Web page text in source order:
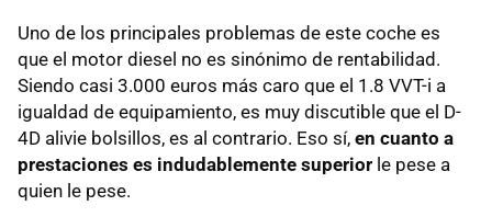
Uno de los principales problemas de este coche es
que el motor diesel no es sinónimo de rentabilidad.
Siendo casi 3.000 euros más caro que el 1.8 VVT-i a
igualdad de equipamiento, es muy discutible que el D-
4D alivie bolsillos, es al contrario. Eso sí, en cuanto a
prestaciones es indudablemente superior le pese a
quien le pese.